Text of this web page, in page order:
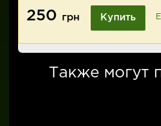
250 грн Купить
Также могут